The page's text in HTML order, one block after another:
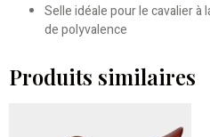
Selle idéale pour le cavalier
de polyvalence
Produits similaires